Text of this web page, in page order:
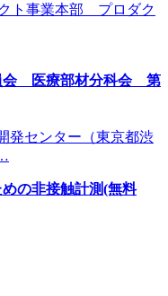
ト事業本部 プロダク
会 医療部材分科会 第
発センター（東京都渋
の非接触計測(無料